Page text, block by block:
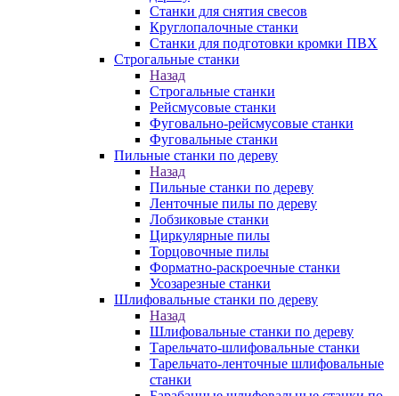
Станки для снятия свесов
Круглопалочные станки
Станки для подготовки кромки ПВХ
Строгальные станки
Назад
Строгальные станки
Рейсмусовые станки
Фуговально-рейсмусовые станки
Фуговальные станки
Пильные станки по дереву
Назад
Пильные станки по дереву
Ленточные пилы по дереву
Лобзиковые станки
Циркулярные пилы
Торцовочные пилы
Форматно-раскроечные станки
Усозарезные станки
Шлифовальные станки по дереву
Назад
Шлифовальные станки по дереву
Тарельчато-шлифовальные станки
Тарельчато-ленточные шлифовальные
станки